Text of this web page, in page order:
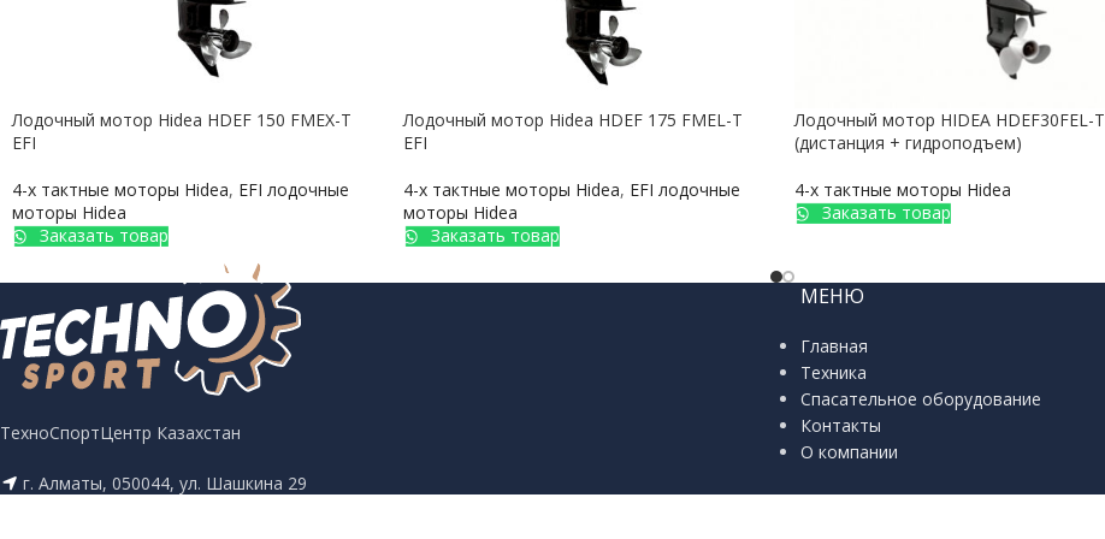
Лодочный мотор Hidea HDEF 150 FMEX-T
EFI
4-х тактные моторы Hidea, EFI лодочные
моторы Hidea
Заказать товар
Лодочный мотор Hidea HDEF 175 FMEL-T
EFI
4-х тактные моторы Hidea, EFI лодочные
моторы Hidea
Заказать товар
Лодочный мотор HIDEA HDEF30FEL-T
(дистанция + гидроподъем)
4-х тактные моторы Hidea
Заказать товар
ТехноСпортЦентр Казахстан
г. Алматы, 050044, ул. Шашкина 29
МЕНЮ
Главная
Техника
Спасательное оборудование
Контакты
О компании